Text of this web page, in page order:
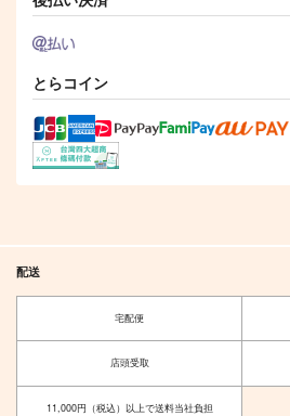
とらコイン
配送
宅配便
店頭受取
11,000円（税込）以上で送料当社負担